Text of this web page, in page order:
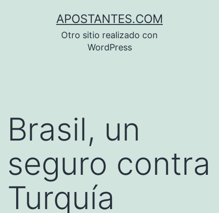
APOSTANTES.COM
Otro sitio realizado con
WordPress
Brasil, un
seguro contra
Turquía